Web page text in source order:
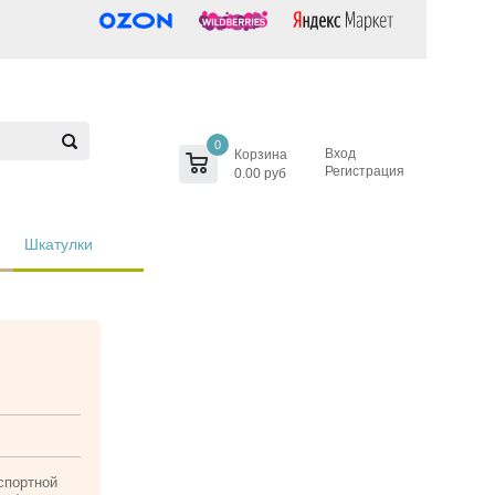
0
Корзина
0.00 руб
Вход
Регистрация
Шкатулки